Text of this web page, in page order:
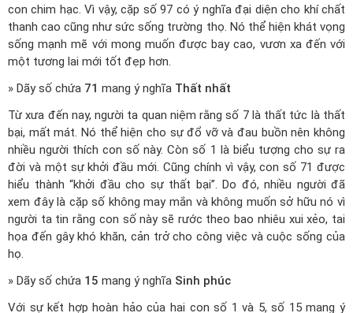
con chim hạc. Vì vậy, cặp số 97 có ý nghĩa đại diện cho khí chất
thanh cao cũng như sức sống trường thọ. Nó thể hiện khát vọng
sống mạnh mẽ với mong muốn được bay cao, vươn xa đến với
một tương lai mới tốt đẹp hơn.
» Dãy số chứa 71 mang ý nghĩa Thất nhất
Từ xưa đến nay, người ta quan niệm rằng số 7 là thất tức là thất
bại, mất mát. Nó thể hiện cho sự đổ vỡ và đau buồn nên không
nhiều người thích con số này. Còn số 1 là biểu tượng cho sự ra
đời và một sự khởi đầu mới. Cũng chính vì vậy, con số 71 được
hiểu thành “khởi đầu cho sự thất bại”. Do đó, nhiều người đã
xem đây là cặp số không may mắn và không muốn sở hữu nó vì
người ta tin rằng con số này sẽ rước theo bao nhiêu xui xẻo, tai
họa đến gây khó khăn, cản trở cho công việc và cuộc sống của
họ.
» Dãy số chứa 15 mang ý nghĩa Sinh phúc
Với sự kết hợp hoàn hảo của hai con số 1 và 5, số 15 mang ý